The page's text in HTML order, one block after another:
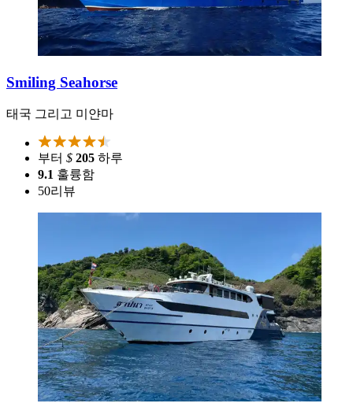
Smiling Seahorse
태국 그리고 미얀마
부터 $ 205 하루
9.1 훌륭함
50리뷰